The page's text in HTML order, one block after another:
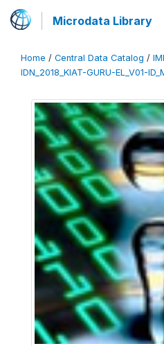
Microdata Library
Home / Central Data Catalog /
IDN_2018_KIAT-GURU-EL_V01-